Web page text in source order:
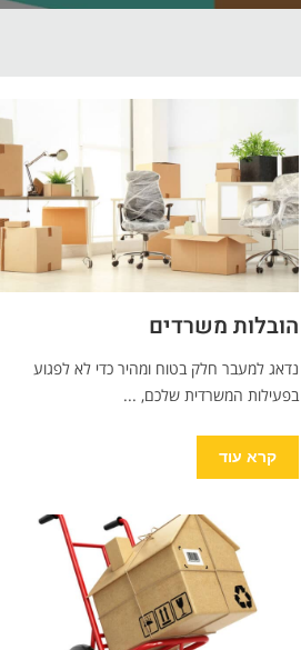
הובלות משרדים
נדאג למעבר חלק בטוח ומהיר כדי לא לפגוע
בפעילות המשרדית שלכם, ...
קרא עוד